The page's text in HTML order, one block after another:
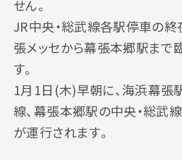
せん。
JR中央・総武線各駅停車の終
張メッセから幕張本郷駅まで
す。
1月1日(木)早朝に、海浜幕張
線、幕張本郷駅の中央・総武
が運行されます。